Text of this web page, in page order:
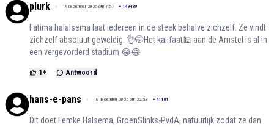
plurk 19 december 2025 om 7:57 + 149439
Fatima halalsema laat iedereen in de steek behalve zichzelf. Ze vindt
zichzelf absoluut geweldig. 👌🤭Het kalifaat🕌 aan de Amstel is al in
een vergevorderd stadium 😂😂
1 + Antwoord
hans-e-pans 18 december 2025 om 22:53 + 41181
Dit doet Femke Halsema, GroenSlinks-PvdA, natuurlijk zodat ze dan